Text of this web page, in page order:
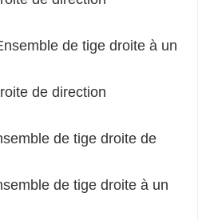
de tige droite à un
de direction
de tige droite de
de tige droite à un